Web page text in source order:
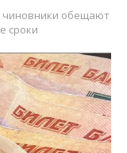
чиновники обещают
сроки